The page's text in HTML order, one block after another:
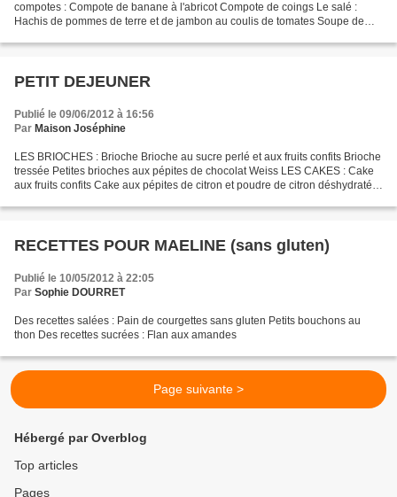
compotes : Compote de banane à l'abricot Compote de coings Le salé :
Hachis de pommes de terre et de jambon au coulis de tomates Soupe de
PETIT DEJEUNER
Publié le 09/06/2012 à 16:56
Par Maison Joséphine
LES BRIOCHES : Brioche Brioche au sucre perlé et aux fruits confits Brioche
tressée Petites brioches aux pépites de chocolat Weiss LES CAKES : Cake
aux fruits confits Cake aux pépites de citron et poudre de citron déshydraté
RECETTES POUR MAELINE (sans gluten)
Publié le 10/05/2012 à 22:05
Par Sophie DOURRET
Des recettes salées : Pain de courgettes sans gluten Petits bouchons au
thon Des recettes sucrées : Flan aux amandes
Page suivante >
Hébergé par Overblog
Top articles
Pages